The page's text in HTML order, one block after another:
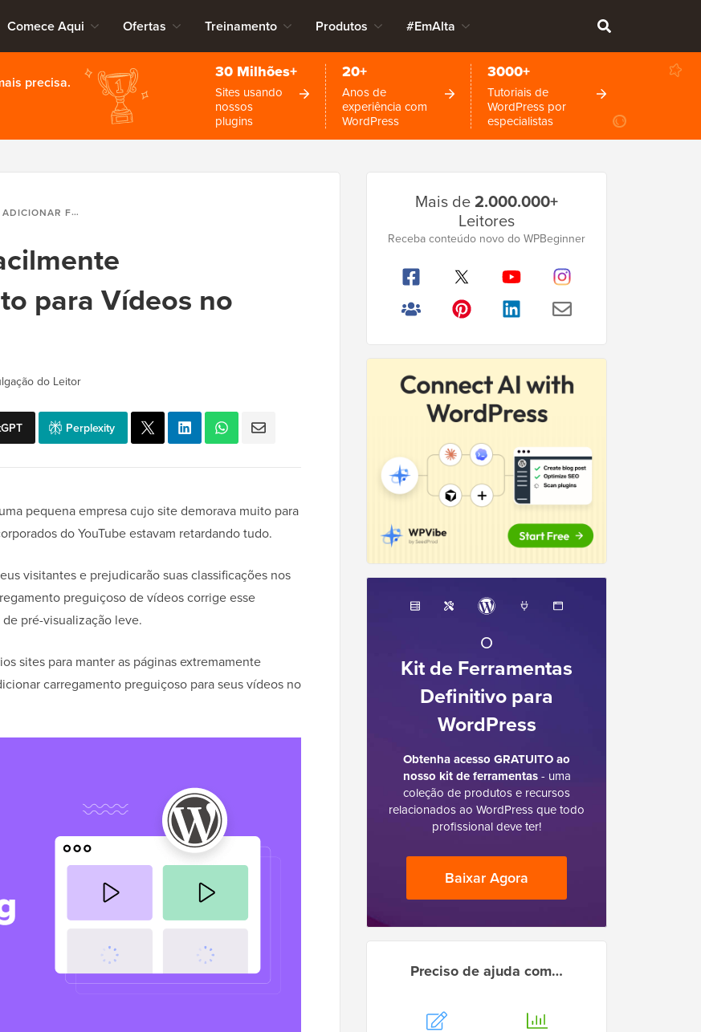
Comece Aqui Ofertas Treinamento Produtos #EmAlta
precisa.
30 Milhões+
Sites usando
nossos
plugins
20+
Anos de
experiência com
WordPress
3000+
Tutoriais de
WordPress por
especialistas
CARREGAMENTO LENTO PARA VÍDEOS NO WORDPRESS
para Vídeos no
do Leitor
Perplexity
pequena empresa cujo site demorava muito para
do YouTube estavam retardando tudo.
visitantes e prejudicarão suas classificações nos
preguiçoso de vídeos corrige esse
pré-visualização leve.
sites para manter as páginas extremamente
carregamento preguiçoso para seus vídeos no
Lateral
Principal
Mais de2.000.000+
Leitores
Receba conteúdo novo do WPBeginner
O
Kit de Ferramentas
Definitivo para
WordPress
Obtenha acesso GRATUITO ao
nosso kit de ferramentas- uma
coleção de produtos e recursos
relacionados ao WordPress que todo
profissional deve ter!
Baixar Agora
Preciso de ajuda com…